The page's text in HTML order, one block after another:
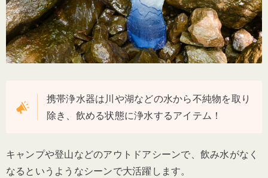
携帯浄水器は川や湖などの水から不純物を取り
除き、飲める状態に浄水するアイテム！
キャンプや登山などのアウトドアシーンで、飲み水がなく
なるというようなシーンで大活躍します。